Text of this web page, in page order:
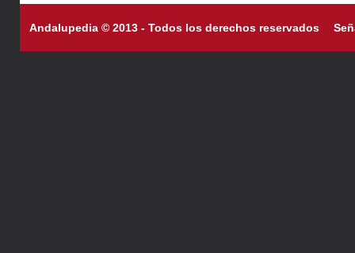
Andalupedia © 2013 - Todos los derechos reservados